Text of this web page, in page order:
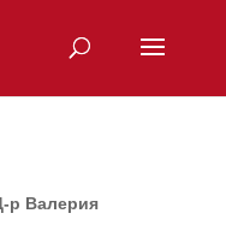
р Валерия